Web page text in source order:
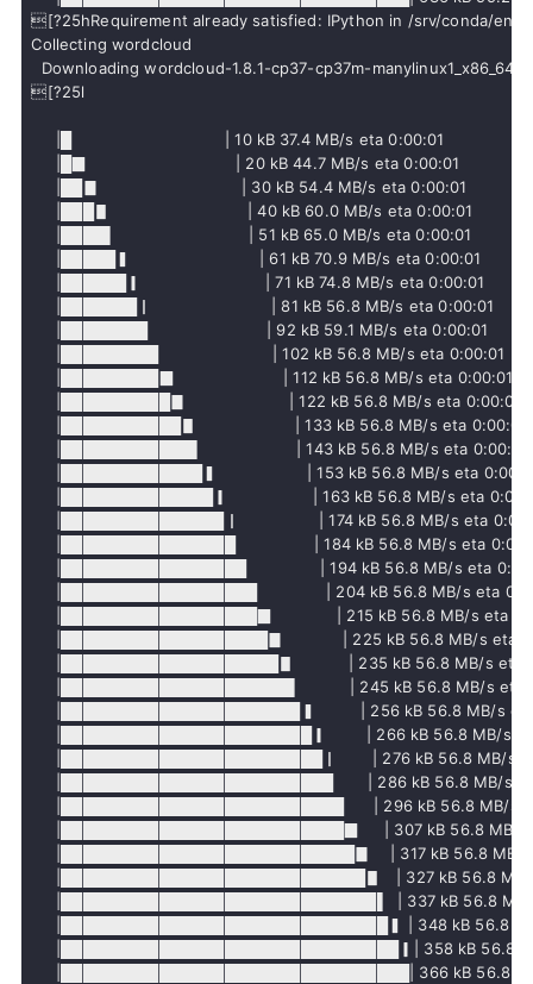
Collecting wordcloud
Downloading wordcloud-1.8.1-cp37-cp37m-
[?25l
     |█                               | 10 kB 37.4 MB/s eta 0:00:01
     |█▉                              | 20 kB 44.7 MB/s eta 0:00:01
     |██▊                             | 30 kB 54.4 MB/s eta 0:00:01
     |███▋                            | 40 kB 60.0 MB/s eta 0:00:01
     |████▌                           | 51 kB 65.0 MB/s eta 0:00:01
     |█████▍                          | 61 kB 70.9 MB/s eta 0:00:01
     |██████▎                         | 71 kB 74.8 MB/s eta 0:00:01
     |███████▏                        | 81 kB 56.8 MB/s eta 0:00:01
     |████████                        | 92 kB 59.1 MB/s eta 0:00:01
     |█████████                       | 102 kB 56.8 MB/s eta 0:00:01
     |█████████▉                      | 112 kB 56.8 MB/s eta 0:00:01
     |██████████▊                     | 122 kB 56.8 MB/s eta 0:00:01
     |███████████▋                    | 133 kB 56.8 MB/s eta 0:00:01
     |████████████▌                   | 143 kB 56.8 MB/s eta 0:00:01
|█████████████▍                  | 153 kB 56.8 MB/s eta
|██████████████▎                 | 163 kB 56.8 MB/s eta
|███████████████▏                | 174 kB 56.8 MB/s eta
|████████████████                | 184 kB 56.8 MB/s eta
|█████████████████               | 194 kB 56.8 MB/s eta
|██████████████████              | 204 kB 56.8 MB/s eta
|██████████████████▉             | 215 kB 56.8 MB/s eta
|███████████████████▊            | 225 kB 56.8 MB/s eta
|████████████████████▋           | 235 kB 56.8 MB/s eta
|█████████████████████▌          | 245 kB 56.8 MB/s eta
|██████████████████████▍         | 256 kB 56.8 MB/s
|███████████████████████▎        | 266 kB 56.8 MB/s
|████████████████████████▏       | 276 kB 56.8 MB/s
|█████████████████████████       | 286 kB 56.8 MB/s
|██████████████████████████      | 296 kB 56.8 MB/s
|██████████████████████████▉     | 307 kB 56.8 MB/s
|███████████████████████████▊    | 317 kB 56.8 MB/s
|████████████████████████████▋   | 327 kB 56.8 MB/s
|█████████████████████████████▌  | 337 kB 56.8 MB/s
|██████████████████████████████▍ | 348 kB 56.8 MB/
|███████████████████████████████▎| 358 kB 56.8
|████████████████████████████████| 366 kB